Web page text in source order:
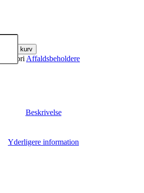
Tilføj til kurv
Kategori Affaldsbeholdere
Beskrivelse
Yderligere information